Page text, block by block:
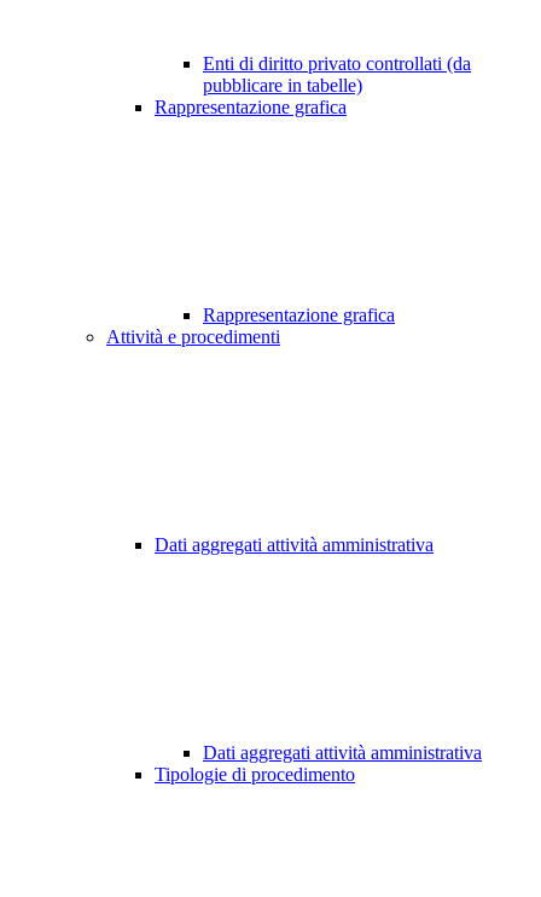
Enti di diritto privato controllati (da
pubblicare in tabelle)
Rappresentazione grafica
Rappresentazione grafica
Attività e procedimenti
Dati aggregati attività amministrativa
Dati aggregati attività amministrativa
Tipologie di procedimento